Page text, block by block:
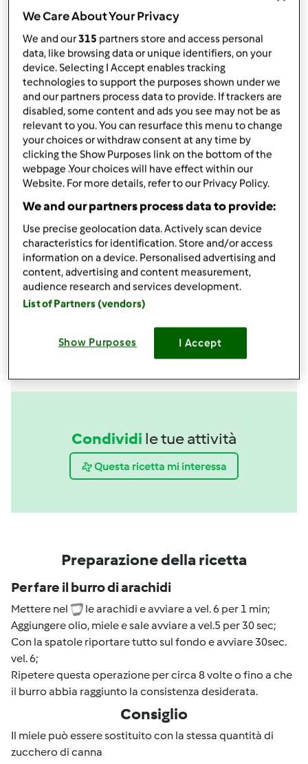
Ingredienti
Burro d'arachidi con Bimby TM5
300garachidi tostate non salate
40g olio di semi di arachide
20gmiele
1pizzicosale
Aggiungi alla lista della spesa
Accessori che ti serviranno
Spatola
acquista
Boccale Completo TM6
Condividi le tue attività
Questa ricetta mi interessa
Preparazione della ricetta
Per fare il burro di arachidi
Mettere nel
le arachidi e avviare a vel. 6 per 1 min;
Aggiungere olio, miele e sale avviare a vel.5 per 30 sec;
Con la spatole riportare tutto sul fondo e avviare 30sec.
vel. 6;
Ripetere questa operazione per circa 8 volte o fino a che
il burro abbia raggiunto la consistenza desiderata.
Consiglio
Il miele può essere sostituito con la stessa quantità di
zucchero di canna
We Care About Your Privacy
We and our315 partners store and access personal
data, like browsing data or unique identifiers, on your
device. Selecting I Accept enables tracking
technologies to support the purposes shown under we
and our partners process data to provide. If trackers are
disabled, some content and ads you see may not be as
relevant to you. You can resurface this menu to change
your choices or withdraw consent at any time by
clicking the Show Purposes link on the bottom of the
webpage .Your choices will have effect within our
Website. For more details, refer to our Privacy Policy.
We and our partners process data to provide:
Use precise geolocation data. Actively scan device
characteristics for identification. Store and/or access
information on a device. Personalised advertising and
content, advertising and content measurement,
audience research and services development.
List of Partners (vendors)
Show Purposes I Accept